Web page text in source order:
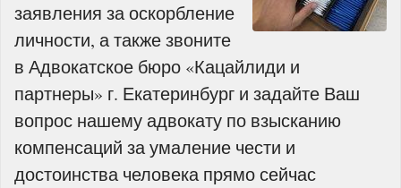
заявления за оскорбление
личности, а также звоните
в Адвокатское бюро «Кацайлиди и
партнеры» г. Екатеринбург и задайте Ваш
вопрос нашему адвокату по взысканию
компенсаций за умаление чести и
достоинства человека прямо сейчас